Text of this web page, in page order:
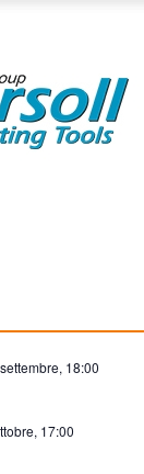
18:00
17:00